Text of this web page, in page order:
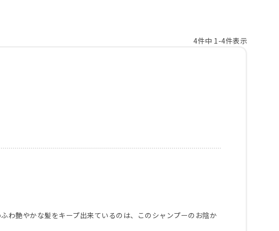
4件中 1 -4件表示
わ艶やかな髪をキープ出来ているのは、このシャンプーのお陰か